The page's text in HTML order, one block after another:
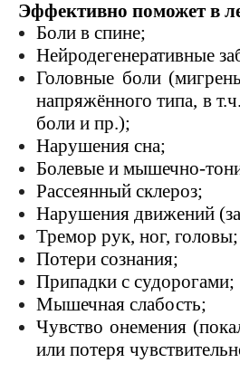
Эффективно поможет в
Боли в спине;
Нейродегенеративные
Головные боли
напряжённого типа, в
боли и пр.);
Нарушения сна;
Болевые и мышечно-
Рассеянный склероз;
Нарушения движений
Тремор рук, ног, головы;
Потери сознания;
Припадки с судорогами;
Мышечная слабость;
Чувство онемения
или потеря